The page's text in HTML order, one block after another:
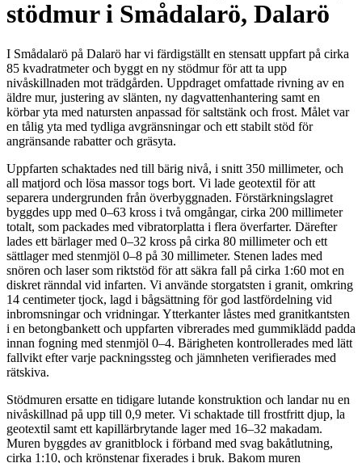
stödmur i Smådalarö, Dalarö
I Smådalarö på Dalarö har vi färdigställt en stensatt uppfart på cirka
85 kvadratmeter och byggt en ny stödmur för att ta upp
nivåskillnaden mot trädgården. Uppdraget omfattade rivning av en
äldre mur, justering av slänten, ny dagvattenhantering samt en
körbar yta med natursten anpassad för saltstänk och frost. Målet var
en tålig yta med tydliga avgränsningar och ett stabilt stöd för
angränsande rabatter och gräsyta.
Uppfarten schaktades ned till bärig nivå, i snitt 350 millimeter, och
all matjord och lösa massor togs bort. Vi lade geotextil för att
separera undergrunden från överbyggnaden. Förstärkningslagret
byggdes upp med 0–63 kross i två omgångar, cirka 200 millimeter
totalt, som packades med vibratorplatta i flera överfarter. Därefter
lades ett bärlager med 0–32 kross på cirka 80 millimeter och ett
sättlager med stenmjöl 0–8 på 30 millimeter. Stenen lades med
snören och laser som riktstöd för att säkra fall på cirka 1:60 mot en
diskret ränndal vid infarten. Vi använde storgatsten i granit, omkring
14 centimeter tjock, lagd i bågsättning för god lastfördelning vid
inbromsningar och vridningar. Ytterkanter låstes med granitkantsten
i en betongbankett och uppfarten vibrerades med gummiklädd padda
innan fogning med stenmjöl 0–4. Bärigheten kontrollerades med lätt
fallvikt efter varje packningssteg och jämnheten verifierades med
rätskiva.
Stödmuren ersatte en tidigare lutande konstruktion och landar nu en
nivåskillnad på upp till 0,9 meter. Vi schaktade till frostfritt djup, la
geotextil samt ett kapillärbrytande lager med 16–32 makadam.
Muren byggdes av granitblock i förband med svag bakåtlutning,
cirka 1:10, och krönstenar fixerades i bruk. Bakom muren